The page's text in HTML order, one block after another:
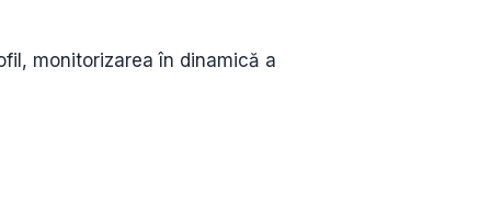
monitorizarea în dinamică a